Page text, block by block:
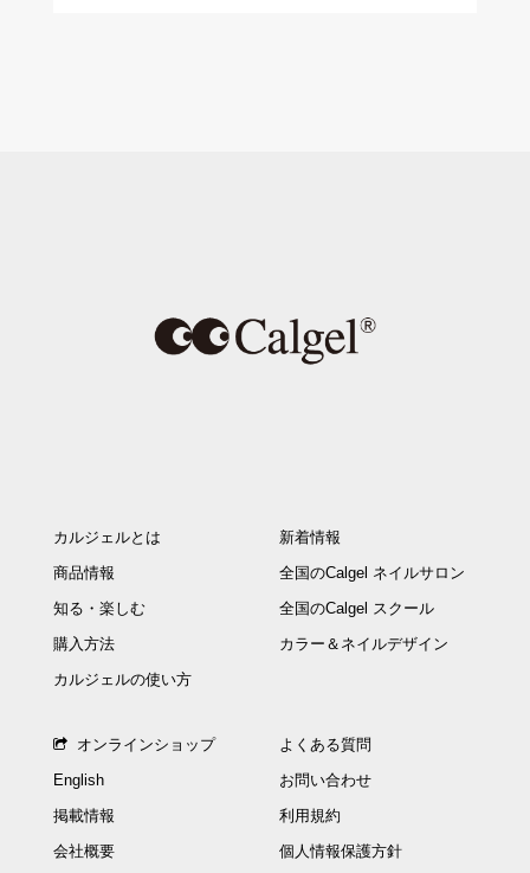
カルジェルとは
商品情報
知る・楽しむ
購入方法
カルジェルの使い方
新着情報
全国のCalgel ネイルサロン
全国のCalgel スクール
カラー＆ネイルデザイン
オンラインショップ
English
掲載情報
会社概要
よくある質問
お問い合わせ
利用規約
個人情報保護方針